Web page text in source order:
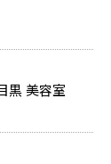
黒 美容室